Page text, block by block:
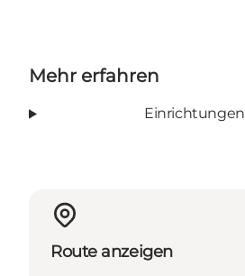
Mehr erfahren
Einrichtungen
Route anzeigen